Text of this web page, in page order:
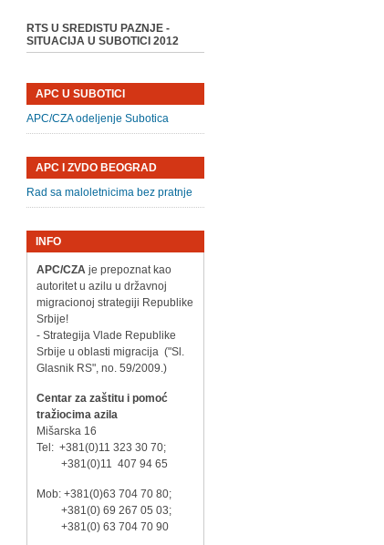
RTS U SREDISTU PAZNJE -
SITUACIJA U SUBOTICI 2012
APC U SUBOTICI
APC/CZA odeljenje Subotica
APC I ZVDO BEOGRAD
Rad sa maloletnicima bez pratnje
INFO
APC/CZAje prepoznat kao
autoritet u azilu u državnoj
migracionoj strategiji Republike
Srbije!
- Strategija Vlade Republike
Srbije u oblasti migracija ("Sl.
Glasnik RS", no. 59/2009.)
Centar za zaštitu i pomoć
tražiocima azila
Mišarska 16
Tel: +381(0)11 323 30 70;
+381(0)11 407 94 65
Mob: +381(0)63 704 70 80;
+381(0) 69 267 05 03;
+381(0) 63 704 70 90